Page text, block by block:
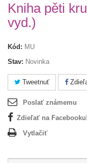
Kniha pěti
vyd.)
Kód: MU
Stav: Novinka
Tweetnuť
Poslať známemu
Zdieľať na Facebooku!
Vytlačiť